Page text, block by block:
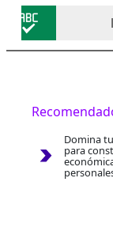
Domina
para